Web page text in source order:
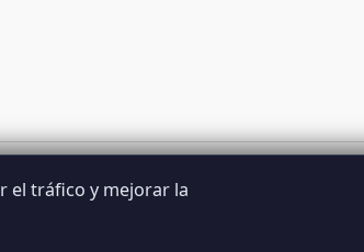
no oficial de los profesionales del
el tráfico y mejorar la